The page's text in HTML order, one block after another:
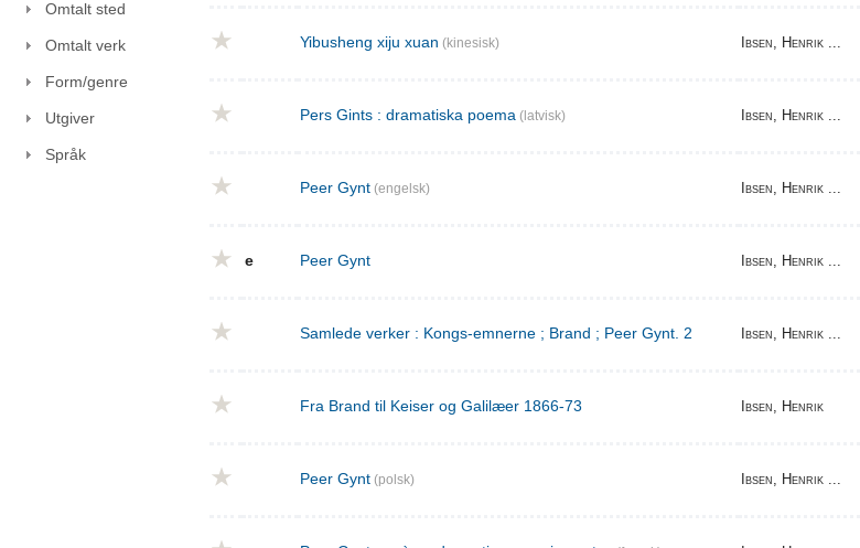
Omtalt sted
Omtalt verk
Form/genre
Utgiver
Språk
Yibusheng xiju xuan (kinesisk) Ibsen, Henrik ...
Pers Gints : dramatiska poema (latvisk) Ibsen, Henrik ...
Peer Gynt (engelsk) Ibsen, Henrik ...
e Peer Gynt Ibsen, Henrik ...
Samlede verker : Kongs-emnerne ; Brand ; Peer Gynt. 2 Ibsen, Henrik ...
Fra Brand til Keiser og Galilæer 1866-73 Ibsen, Henrik
Peer Gynt (polsk) Ibsen, Henrik ...